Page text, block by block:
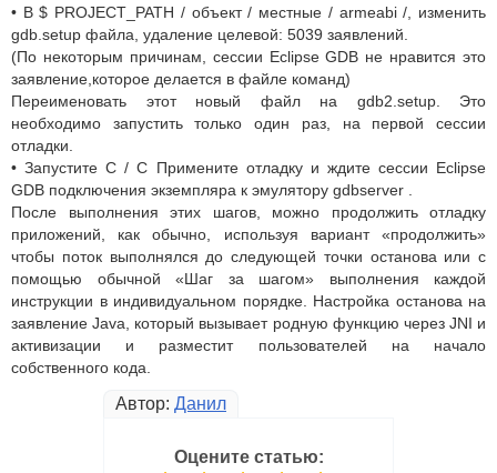
• В $ PROJECT_PATH / объект / местные / armeabi /, изменить
gdb.setup файла, удаление целевой: 5039 заявлений.
(По некоторым причинам, сессии Eclipse GDB не нравится это
заявление,которое делается в файле команд)
Переименовать этот новый файл на gdb2.setup. Это
необходимо запустить только один раз, на первой сессии
отладки.
• Запустите C / C Примените отладку и ждите сессии Eclipse
GDB подключения экземпляра к эмулятору gdbserver .
После выполнения этих шагов, можно продолжить отладку
приложений, как обычно, используя вариант «продолжить»
чтобы поток выполнялся до следующей точки останова или с
помощью обычной «Шаг за шагом» выполнения каждой
инструкции в индивидуальном порядке. Настройка останова на
заявление Java, который вызывает родную функцию через JNI и
активизации и разместит пользователей на начало
собственного кода.
Автор: Данил
Оцените статью: